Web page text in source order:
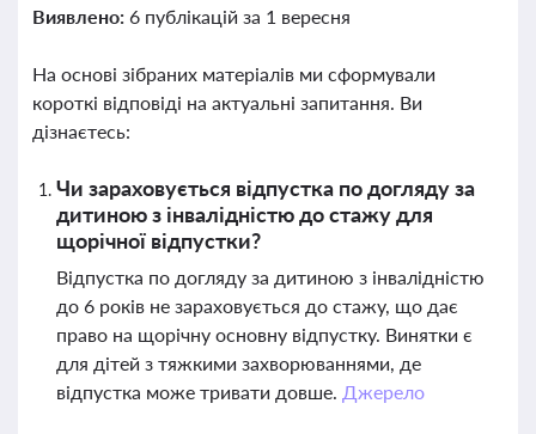
Виявлено: 6 публікацій за 1 вересня
На основі зібраних матеріалів ми сформували
короткі відповіді на актуальні запитання. Ви
дізнаєтесь:
Чи зараховується відпустка по догляду за
дитиною з інвалідністю до стажу для
щорічної відпустки?
Відпустка по догляду за дитиною з інвалідністю
до 6 років не зараховується до стажу, що дає
право на щорічну основну відпустку. Винятки є
для дітей з тяжкими захворюваннями, де
відпустка може тривати довше. Джерело